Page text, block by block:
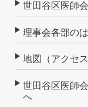
世田谷区医師
理事会各部の
地図（アクセス
世田谷区医師
へ